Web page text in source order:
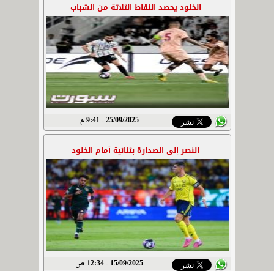
الخلود يحصد النقاط الثلاثة من الشباب
25/09/2025 - 9:41 م
النصر إلى الصدارة بثنائية أمام الخلود
15/09/2025 - 12:34 ص